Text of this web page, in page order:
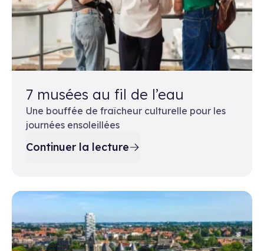
7 musées au fil de l’eau
Une bouffée de fraîcheur culturelle pour les
journées ensoleillées
Continuer la lecture